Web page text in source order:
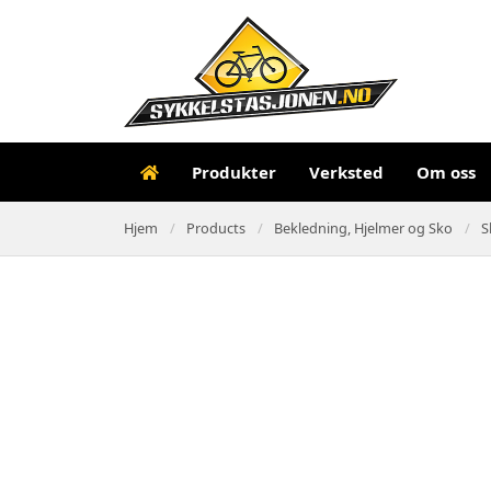
Produkter Verksted Om oss
Hjem Products Bekledning, Hjelmer og Sko